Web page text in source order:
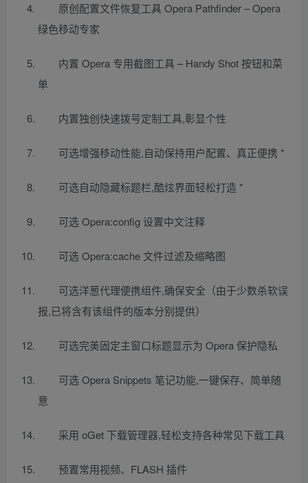
原创配置文件恢复工具 Opera Pathfinder – Opera
绿色移动专家
内置 Opera 专用截图工具 – Handy Shot 按钮和菜
单
内置独创快速拨号定制工具,彰显个性
可选增强移动性能,自动保持用户配置、真正便携 *
可选自动隐藏标题栏,酷炫界面轻松打造 *
可选 Opera:config 设置中文注释
可选 Opera:cache 文件过滤及缩略图
可选洋葱代理便携组件,确保安全（由于少数杀软误
报,已将含有该组件的版本分别提供）
可选完美固定主窗口标题显示为 Opera 保护隐私
可选 Opera Snippets 笔记功能,一键保存、简单随
意
采用 oGet 下载管理器,轻松支持各种常见下载工具
预置常用视频、FLASH 插件